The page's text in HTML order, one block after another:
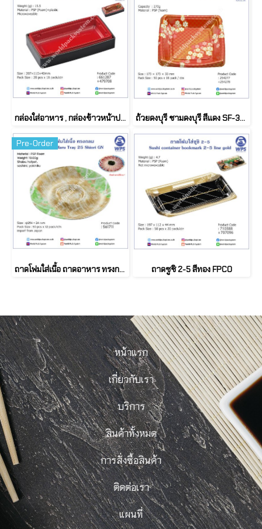
กล่องใส่อาหาร , กล่องข้าวหน้าปลาไหล (20ชุด) ถ้วยดงบุรี ชามดงบุรี สีแดง SF-35 (50 set)
Pre-Order
ถาดโฟมใส่เนื้อ ถาดอาหาร ทรงกลม (50 ชิ้น) ถาดซูชิ 2-5 สีทอง FPCO
หน้าแรก
เกี่ยวกับเรา
บริการ
สินค้าทั้งหมด
การสั่งซื้อสินค้า
ติดต่อเรา
แผนที่